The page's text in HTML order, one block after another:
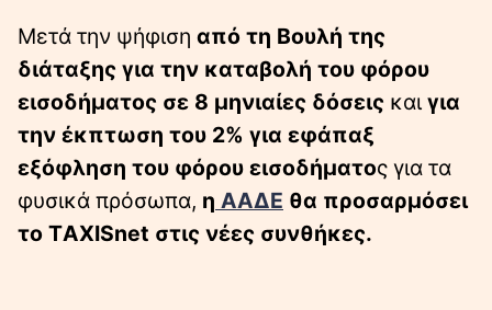
Μετά την ψήφιση από τη Βουλή της
διάταξης για την καταβολή του φόρου
εισοδήματος σε 8 μηνιαίες δόσεις και για
την έκπτωση του 2% για εφάπαξ
εξόφληση του φόρου εισοδήματος για τα
φυσικά πρόσωπα, η ΑΑΔΕ θα προσαρμόσει
το ΤAXISnet στις νέες συνθήκες.